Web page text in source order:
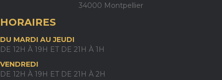
34000 Montpellier
HORAIRES
DU MARDI AU JEUDI
DE 12H À 19H ET DE 21H À 1H
VENDREDI
DE 12H À 19H ET DE 21H À 2H